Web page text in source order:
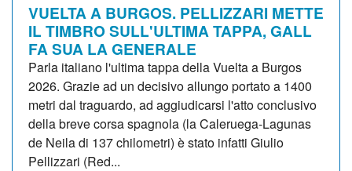
VUELTA A BURGOS. PELLIZZARI METTE
IL TIMBRO SULL'ULTIMA TAPPA, GALL
FA SUA LA GENERALE
Parla italiano l'ultima tappa della Vuelta a Burgos
2026. Grazie ad un decisivo allungo portato a 1400
metri dal traguardo, ad aggiudicarsi l'atto conclusivo
della breve corsa spagnola (la Caleruega-Lagunas
de Neila di 137 chilometri) è stato infatti Giulio
Pellizzari (Red...